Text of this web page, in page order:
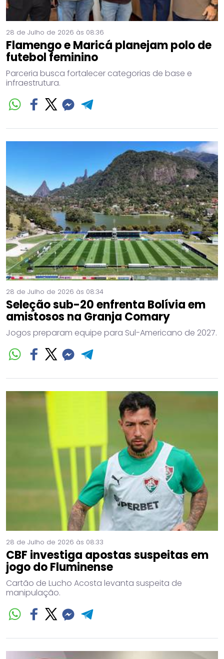
28 de Julho de 2026 às 08:36
Flamengo e Maricá planejam polo de
futebol feminino
Parceria busca fortalecer categorias de base e
infraestrutura.
28 de Julho de 2026 às 08:34
Seleção sub-20 enfrenta Bolívia em
amistosos na Granja Comary
Jogos preparam equipe para Sul-Americano de 2027.
28 de Julho de 2026 às 08:33
CBF investiga apostas suspeitas em
jogo do Fluminense
Cartão de Lucho Acosta levanta suspeita de
manipulação.